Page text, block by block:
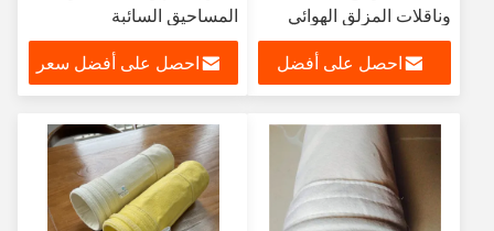
وناقلات المزلق الهوائي
احصل على أفضل
المساحيق السائبة
احصل على أفضل سعر